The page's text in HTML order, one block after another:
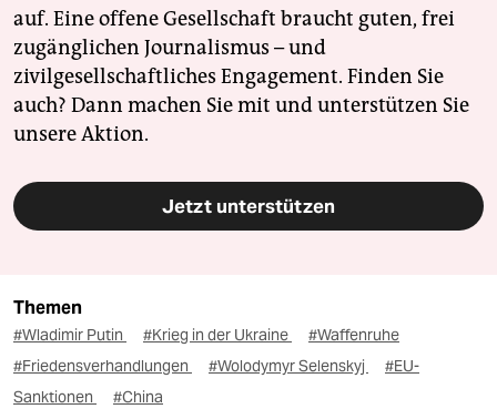
auf. Eine offene Gesellschaft braucht guten, frei
zugänglichen Journalismus – und
zivilgesellschaftliches Engagement. Finden Sie
auch? Dann machen Sie mit und unterstützen Sie
unsere Aktion.
Jetzt unterstützen
Themen
#Wladimir Putin #Krieg in der Ukraine
#Waffenruhe
#Friedensverhandlungen
#Wolodymyr Selenskyj
#EU-
Sanktionen
#China